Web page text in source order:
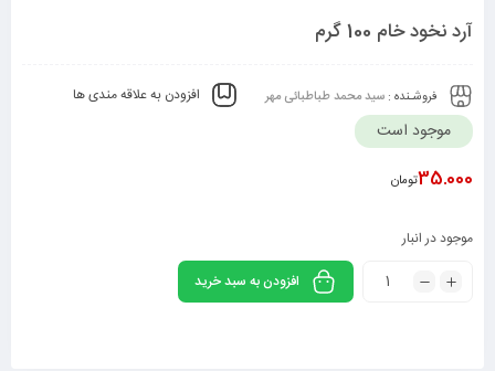
آرد نخود خام 100 گرم
فروشـنده : سید محمد طباطبائی مهر افزودن به علاقه مندی ها
موجود است
35.000تومان
موجود در انبار
افزودن به سبد خرید